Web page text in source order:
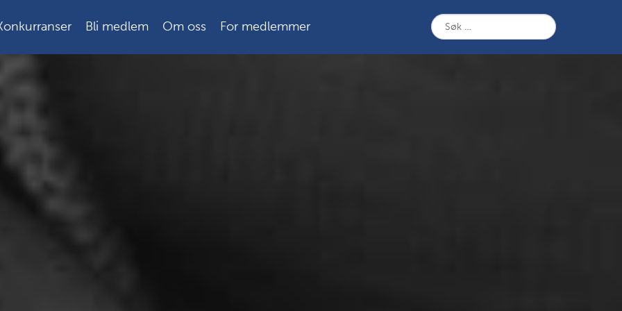
Bli medlem Om oss For medlemmer
Søk
etter: